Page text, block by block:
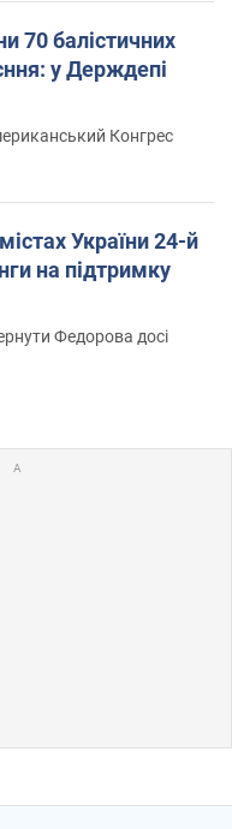
70 балістичних
у Держдепі
Конгрес
України 24-й
на підтримку
Федорова досі